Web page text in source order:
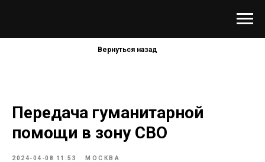
Вернуться назад
Передача гуманитарной
помощи в зону СВО
2024-04-08 11:53 МОСКВА